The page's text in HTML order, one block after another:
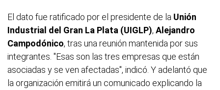
El dato fue ratificado por el presidente de la Unión
Industrial del Gran La Plata (UIGLP), Alejandro
Campodónico, tras una reunión mantenida por sus
integrantes. "Esas son las tres empresas que están
asociadas y se ven afectadas", indicó. Y adelantó que
la organización emitirá un comunicado explicando la